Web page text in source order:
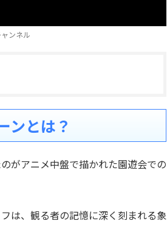
ンネル
ンとは？
がアニメ中盤で描かれた園遊会での
は、観る者の記憶に深く刻まれる象